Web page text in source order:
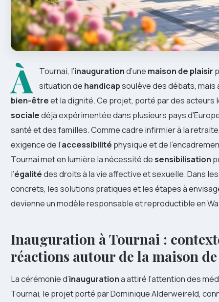
À Tournai, l’inaugurationd’une maison de plaisir
situation de handicapsoulève des débats, mais
bien-êtreet la dignité. Ce projet, porté par des acteurs
socialedéjà expérimentée dans plusieurs pays
santé et des familles. Comme cadre infirmier à la
exigence de l’accessibilité physique et de
Tournai met en lumière la nécessité desensibilisation
l’égalitédes droits à la vie affective et sexuelle. Dans
concrets, les solutions pratiques et les étapes à
devienne un modèle responsable et reproductible en
Inauguration à Tournai :
réactions autour de la maison
La cérémonie d’inaugurationa attiré l’attention des
Tournai, le projet porté par Dominique Alderweireld,